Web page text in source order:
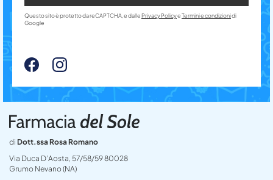
di Dott.ssa Rosa Romano
Via Duca D’Aosta, 57/58/59 80028
Grumo Nevano (NA)
Questo sito è protetto da reCAPTCHA, e dalle Privacy PolicyeTermini e condizionidi
Google